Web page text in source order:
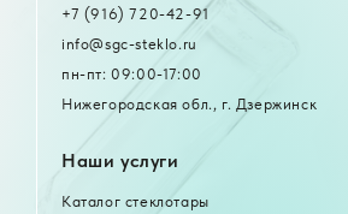
+7 (916) 720-42-91
info@sgc-steklo.ru
пн-пт: 09:00-17:00
Нижегородская обл., г. Дзержинск
Наши услуги
Каталог стеклотары